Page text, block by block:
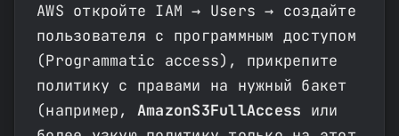
AWS откройте IAM → Users → создайте
пользователя с программным доступом
(Programmatic access), прикрепите
политику с правами на нужный бакет
(например, AmazonS3FullAccess или